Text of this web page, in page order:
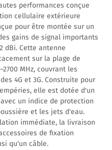
performances conçue
cellulaire extérieure
pour être montée sur un
gains de signal importants
dBi. Cette antenne
sur la plage de
MHz, couvrant les
4G et 3G. Construite pour
elle est dotée d'un
un indice de protection
et les jets d'eau.
immédiate, la livraison
de fixation
qu'un câble.